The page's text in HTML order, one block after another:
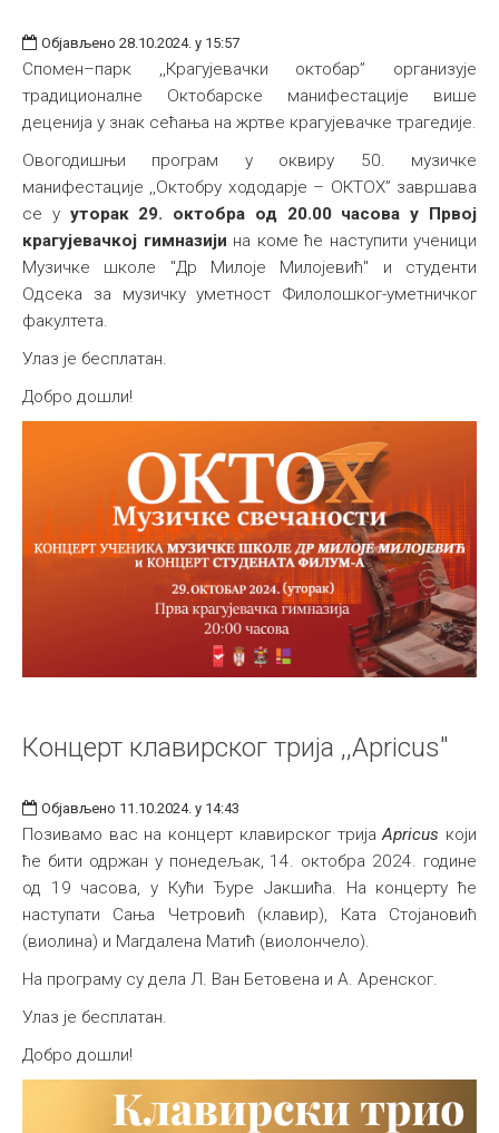
Објављено 28.10.2024. у 15:57
Спомен–парк ,,Крагујевачки октобар” организује
традиционалне Октобарске манифестације више
деценија у знак сећања на жртве крагујевачке трагедије.
Овогодишњи програм у оквиру 50. музичке
манифестације ,,Октобру хододарје – ОКТОХ” завршава
се у уторак 29. октобра од 20.00 часова у Првој
крагујевачкој гимназији на коме ће наступити ученици
Музичке школе "Др Милоје Милојевић" и студенти
Одсека за музичку уметност Филолошког-уметничког
факултета.
Улаз је бесплатан.
Добро дошли!
Концерт клавирског трија ,,Apricus"
Објављено 11.10.2024. у 14:43
Позивамо вас на концерт клавирског тријаApricus који
ће бити одржан у понедељак, 14. октобра 2024. године
од 19 часова, у Кући Ђуре Јакшићa. На концерту ће
наступати Сања Четровић (клавир), Ката Стојановић
(виолина) и Магдалена Матић (виолончело).
На програму су дела Л. Ван Бетовена и А. Аренског.
Улаз је бесплатан.
Добро дошли!